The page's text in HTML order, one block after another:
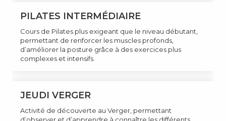
PILATES INTERMÉDIAIRE
Cours de Pilates plus exigeant que le niveau débutant,
permettant de renforcer les muscles profonds,
d’améliorer la posture grâce à des exercices plus
complexes et intensifs.
JEUDI VERGER
Activité de découverte au Verger, permettant